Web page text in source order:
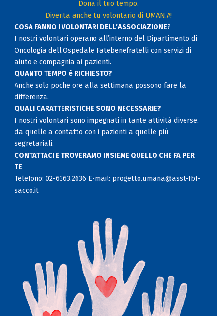
Dona il tuo tempo.
Diventa anche tu volontario di UMAN.A!
COSA FANNO I VOLONTARI DELL’ASSOCIAZIONE?
I nostri volontari operano all’interno del Dipartimento di
Oncologia dell’Ospedale Fatebenefratelli con servizi di
aiuto e compagnia ai pazienti.
QUANTO TEMPO è RICHIESTO?
Anche solo poche ore alla settimana possono fare la
differenza.
QUALI CARATTERISTICHE SONO NECESSARIE?
I nostri volontari sono impegnati in tante attività diverse,
da quelle a contatto con i pazienti a quelle più
segretariali.
CONTATTACI E TROVERAMO INSIEME QUELLO CHE FA PER
TE
Telefono: 02-6363.2636 E-mail: progetto.umana@asst-fbf-
sacco.it